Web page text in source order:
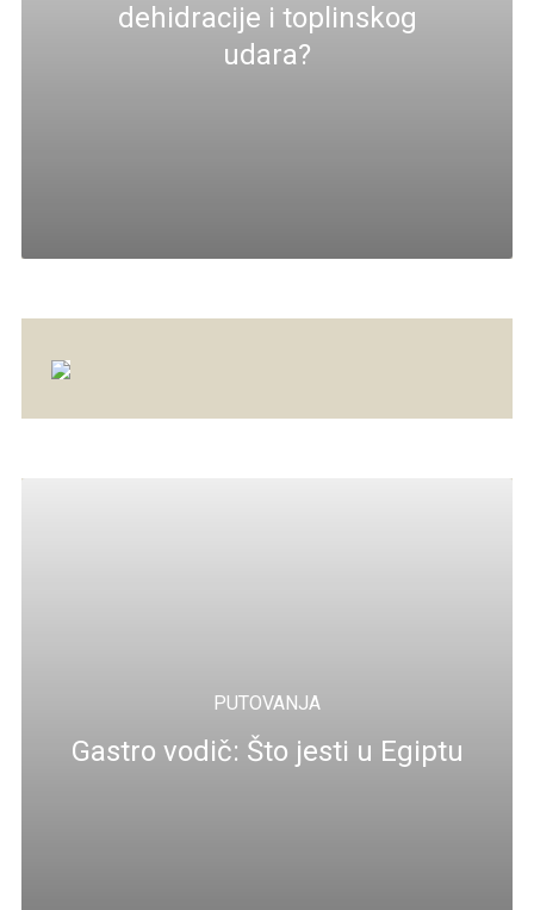
dehidracije i toplinskog
udara?
PUTOVANJA
Gastro vodič: Što jesti u Egiptu